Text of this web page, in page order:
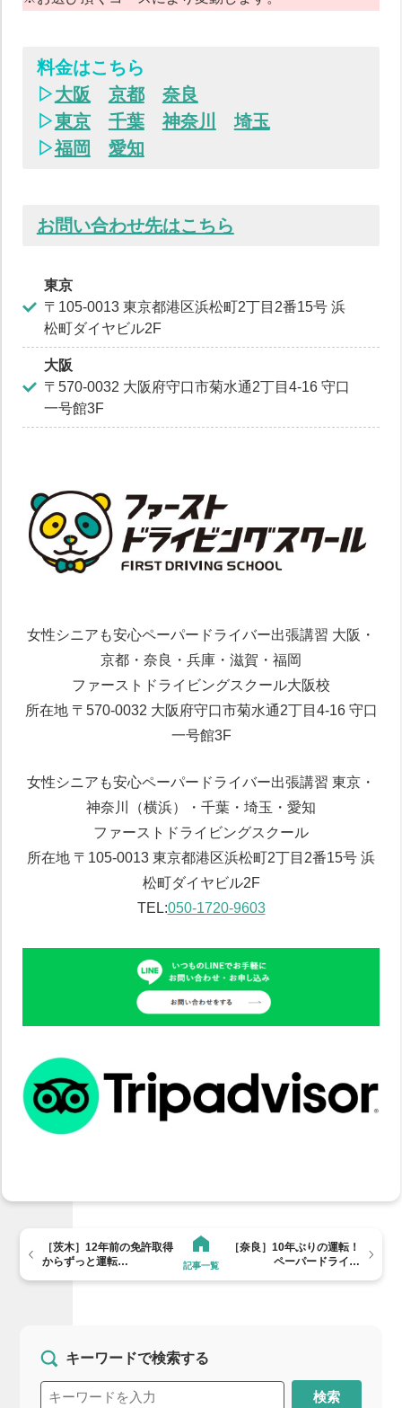
料金はこちら
▷大阪 京都
奈良
▷東京 千葉 神奈川
埼玉
▷福岡 愛知
お問い合わせ先はこちら
東京
〒105-0013 東京都港区浜松町2丁目2番15号 浜
松町ダイヤビル2F
大阪
〒570-0032 大阪府守口市菊水通2丁目4-16 守口
一号館3F
女性シニアも安心ペーパードライバー出張講習 大阪・
京都・奈良・兵庫・滋賀・福岡
ファーストドライビングスクール大阪校
所在地 〒570-0032 大阪府守口市菊水通2丁目4-16 守口
一号館3F
女性シニアも安心ペーパードライバー出張講習 東京・
神奈川（横浜）・千葉・埼玉・愛知
ファーストドライビングスクール
所在地 〒105-0013 東京都港区浜松町2丁目2番15号 浜
松町ダイヤビル2F
TEL:050-1720-9603
［茨木］12年前の免許取得
からずっと運転…
記事一覧
［奈良］10年ぶりの運転！
ペーパードライ…
キーワードで検索する
検索